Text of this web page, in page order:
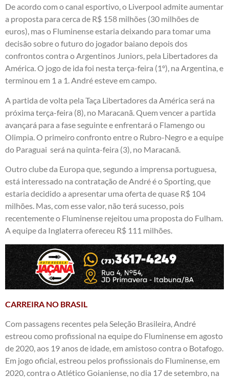
De acordo com o canal esportivo, o Liverpool admite aumentar
a proposta para cerca de R$ 158 milhões (30 milhões de
euros), mas o Fluminense estaria deixando para tomar uma
decisão sobre o futuro do jogador baiano depois dos
confrontos contra o Argentinos Juniors, pela Libertadores da
América. O jogo de ida foi nesta terça-feira (1º), na Argentina, e
terminou em 1 a 1. André esteve em campo.
A partida de volta pela Taça Libertadores da América será na
próxima terça-feira (8), no Maracanã. Quem vencer a partida
avançará para a fase seguinte e enfrentará o Flamengo ou
Olimpia. O primeiro confronto entre o Rubro-Negro e a equipe
do Paraguai será na quinta-feira (3), no Maracanã.
Outro clube da Europa que, segundo a imprensa portuguesa,
está interessado na contratação de André é o Sporting, que
estaria decidido a apresentar uma oferta de quase R$ 104
milhões. Mas, com esse valor, não terá sucesso, pois
recentemente o Fluminense rejeitou uma proposta do Fulham.
A equipe da Inglaterra ofereceu R$ 111 milhões.
CARREIRA NO BRASIL
Com passagens recentes pela Seleção Brasileira, André
estreou como profissional na equipe do Fluminense em agosto
de 2020, aos 19 anos de idade, em amistoso contra o Botafogo.
Em jogo oficial, estreou pelos profissionais do Fluminense, em
2020, contra o Atlético Goianiense, no dia 17 de setembro, na